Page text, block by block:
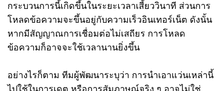
กระบวนการนี้เกิดขึ้นในระยะเวลาเสี้ยววินาที ส่วนการ
โหลดข้อความจะขึ้นอยู่กับความเร็วอินเทอร์เน็ต ดังนั้น
หากมีสัญญาณการเชื่อมต่อไม่เสถียร การโหลด
ข้อความก็อาจจะใช้เวลานานยิ่งขึ้น
อย่างไรก็ตาม ทีมผู้พัฒนาระบุว่า การนำเอาแว่นเหล่านี้
ไปใช้ในการเดต หรือการสัมภาษณ์จริง ๆ อาจไม่ใช่